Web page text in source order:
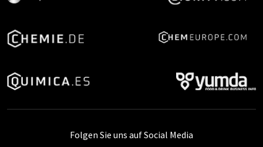
Folgen Sie uns auf Social Media